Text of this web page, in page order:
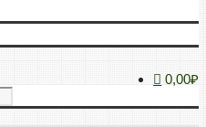
0,00₽